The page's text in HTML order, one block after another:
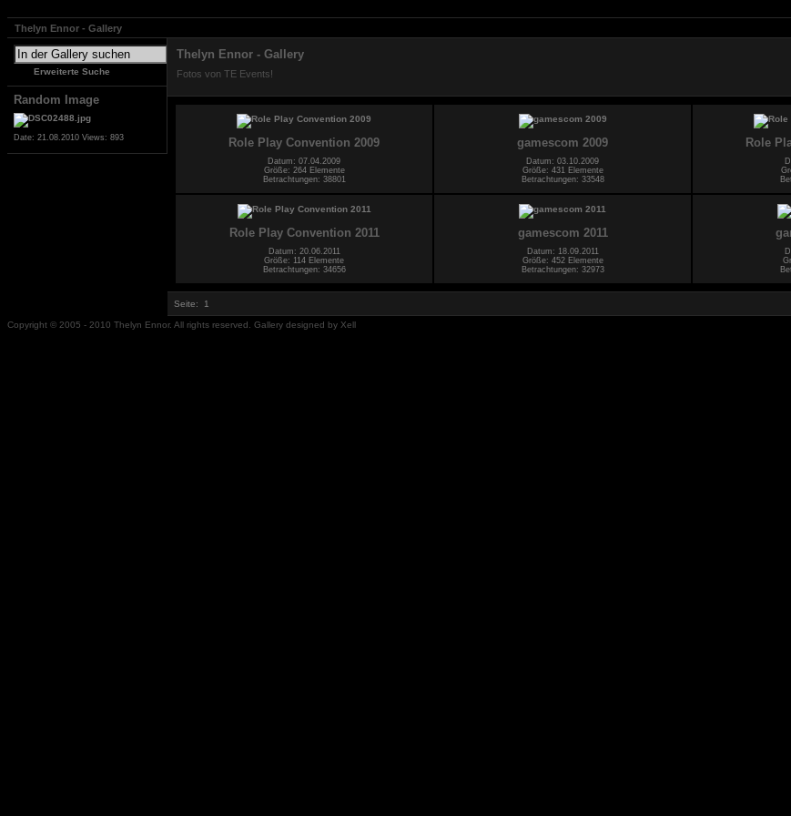
Thelyn Ennor - Gallery
Erweiterte Suche
Random Image
Date: 21.08.2010 Views: 893
Thelyn Ennor - Gallery
Fotos von TE Events!
Role Play Convention 2009
Datum: 07.04.2009
Größe: 264 Elemente
Betrachtungen: 38801
gamescom 2009
Datum: 03.10.2009
Größe: 431 Elemente
Betrachtungen: 33548
Role
Role Play Convention 2011
Datum: 20.06.2011
Größe: 114 Elemente
Betrachtungen: 34656
gamescom 2011
Datum: 18.09.2011
Größe: 452 Elemente
Betrachtungen: 32973
Seite: 1
Copyright © 2005 - 2010 Thelyn Ennor. All rights reserved. Gallery designed by Xell